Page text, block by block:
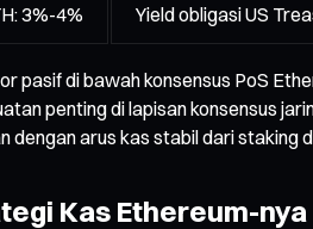
3%-4% Yield obligasi US
pasif di bawah konsensus PoS
penting di lapisan konsensus
dengan arus kas stabil dari staking
Kas Ethereum-nya